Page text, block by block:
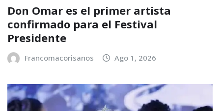
Don Omar es el primer artista
confirmado para el Festival
Presidente
Francomacorisanos Ago 1, 2026